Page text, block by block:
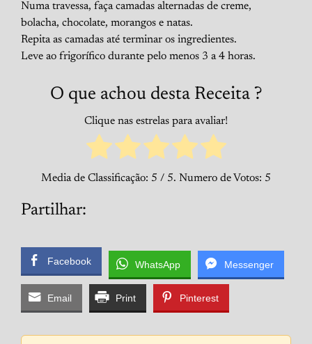
Numa travessa, faça camadas alternadas de creme,
bolacha, chocolate, morangos e natas.
Repita as camadas até terminar os ingredientes.
Leve ao frigorífico durante pelo menos 3 a 4 horas.
O que achou desta Receita ?
Clique nas estrelas para avaliar!
Media de Classificação: 5 / 5. Numero de Votos: 5
Partilhar:
Facebook WhatsApp Messenger
Email Print Pinterest